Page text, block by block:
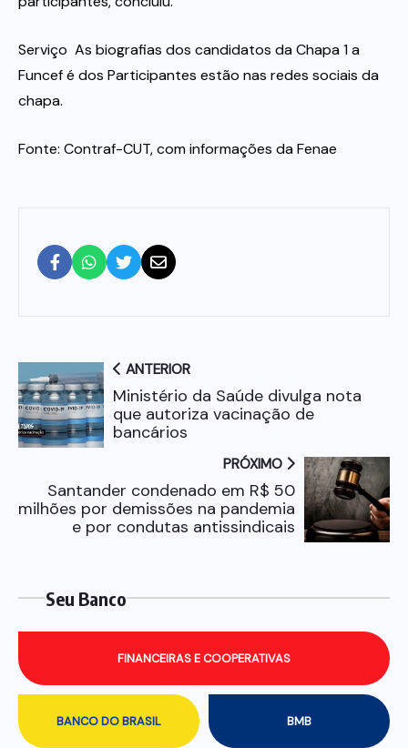
Serviço  As biografias dos candidatos da Chapa 1 a
Funcef é dos Participantes estão nas redes sociais da
chapa.
Fonte: Contraf-CUT, com informações da Fenae
ANTERIOR
Ministério da Saúde divulga nota
que autoriza vacinação de
bancários
PRÓXIMO
Santander condenado em R$ 50
milhões por demissões na pandemia
e por condutas antissindicais
Seu Banco
BANCO DO BRASIL BMB
FINANCEIRAS E COOPERATIVAS